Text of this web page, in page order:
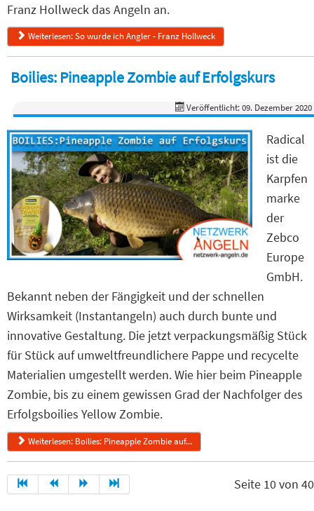
Franz Hollweck das Angeln an.
Weiterlesen: So wurde ich Angler - Franz Hollweck
Boilies: Pineapple Zombie auf Erfolgskurs
Veröffentlicht: 09. Dezember 2020
Radical
ist die
Karpfen
marke
der
Zebco
Europe
GmbH.
Bekannt neben der Fängigkeit und der schnellen
Wirksamkeit (Instantangeln) auch durch bunte und
innovative Gestaltung. Die jetzt verpackungsmäßig Stück
für Stück auf umweltfreundlichere Pappe und recycelte
Materialien umgestellt werden. Wie hier beim Pineapple
Zombie, bis zu einem gewissen Grad der Nachfolger des
Erfolgsboilies Yellow Zombie.
Weiterlesen: Boilies: Pineapple Zombie auf...
Seite 10 von 40